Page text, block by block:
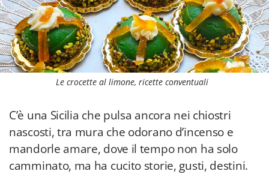
Le crocette al limone, ricette conventuali
C’è una Sicilia che pulsa ancora nei chiostri
nascosti, tra mura che odorano d’incenso e
mandorle amare, dove il tempo non ha solo
camminato, ma ha cucito storie, gusti, destini.